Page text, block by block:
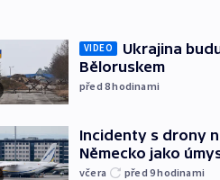
VIDEO
Ukrajina
Běloruskem
před 8hodinami
Incidenty s drony
Německo jako
včera před 9hodinami